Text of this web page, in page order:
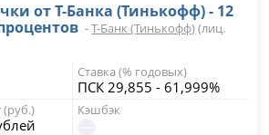
от Т-Банка (Тинькофф) - 12
-Т-Банк (Тинькофф)(лиц.
Ставка (% годовых)
ПСК 29,855 - 61,999%
Кэшбэк